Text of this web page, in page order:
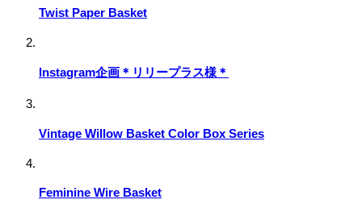
Twist Paper Basket
Instagram企画＊リリープラス様＊
Vintage Willow Basket Color Box Series
Feminine Wire Basket